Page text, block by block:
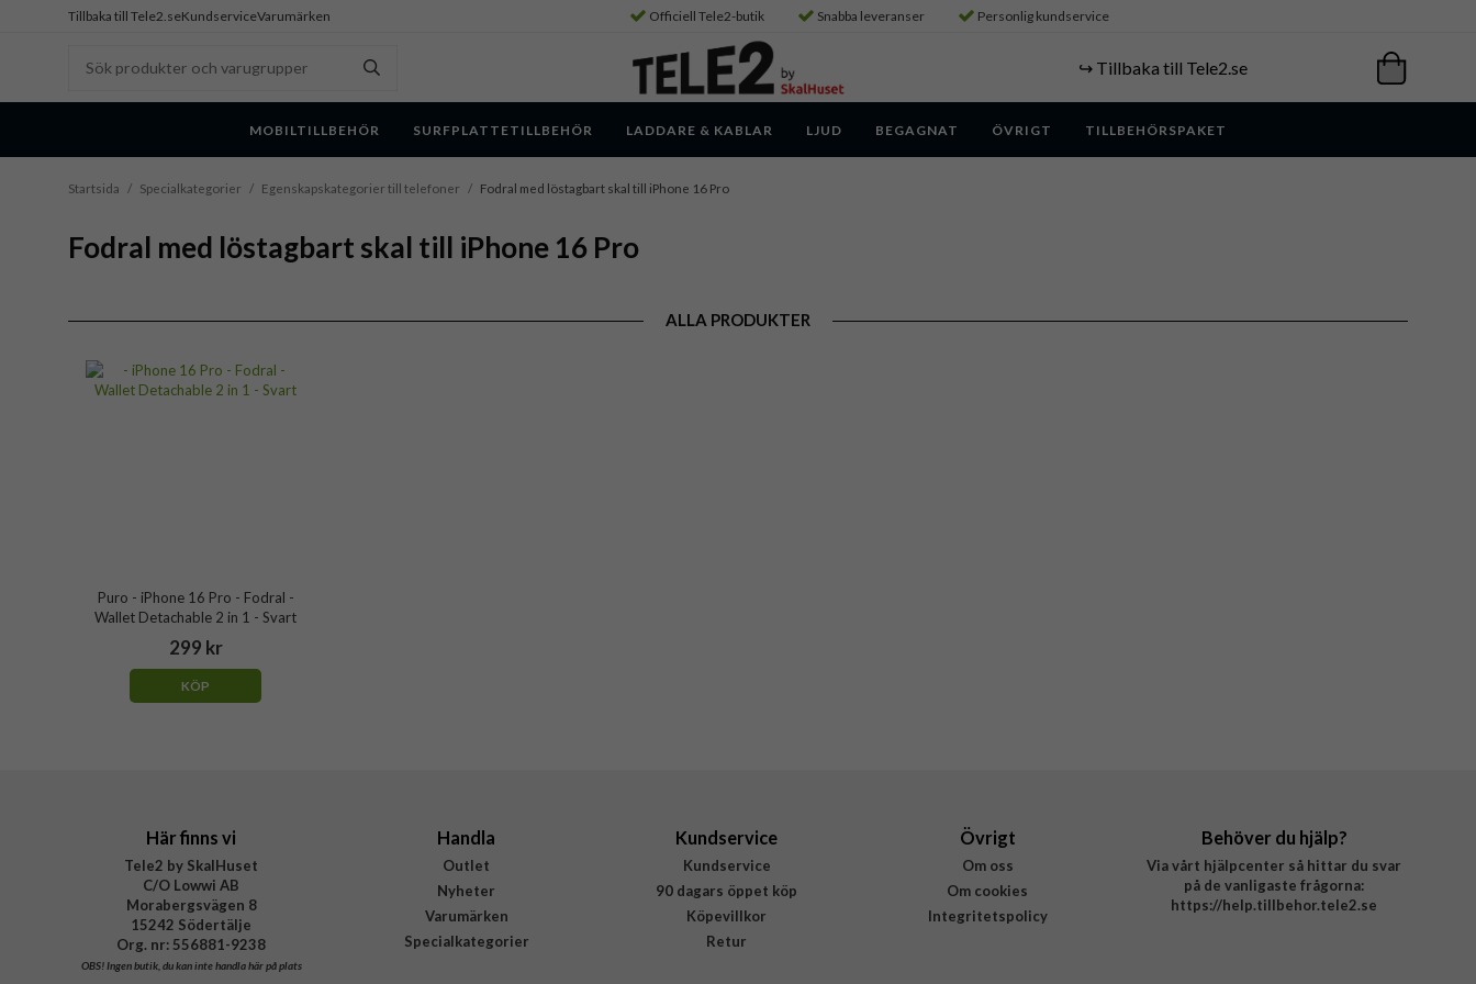
Tillbaka till Tele2.seKundserviceVarumärken Officiell Tele2-butik Snabba leveranser Personlig kundservice
↪️ Tillbaka till Tele2.se
MOBILTILLBEHÖR SURFPLATTETILLBEHÖR LADDARE & KABLAR LJUD BEGAGNAT ÖVRIGT TILLBEHÖRSPAKET
Startsida / Specialkategorier / Egenskapskategorier till telefoner / Fodral med löstagbart skal till iPhone 16 Pro
Fodral med löstagbart skal till iPhone 16 Pro
ALLA PRODUKTER
Puro - iPhone 16 Pro - Fodral -
Wallet Detachable 2 in 1 - Svart
299 kr
KÖP
Här finns vi
Tele2 by SkalHuset
C/O Lowwi AB
Morabergsvägen 8
15242 Södertälje
Org. nr: 556881-9238
OBS!Ingen butik, du kan inte handla här på plats
Handla
Outlet
Nyheter
Varumärken
Specialkategorier
Kundservice
Kundservice
90 dagars öppet köp
Köpevillkor
Retur
Övrigt
Om oss
Om cookies
Integritetspolicy
Behöver du hjälp?
Via vårt hjälpcenter så hittar du svar
på de vanligaste frågorna:
https://help.tillbehor.tele2.se